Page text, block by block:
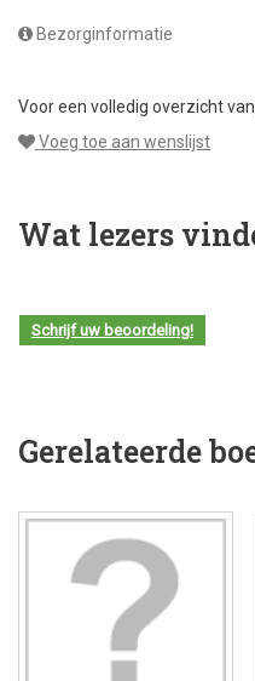
Bezorginformatie
Voor een volledig overzicht
Voeg toe aan wenslijst
Wat lezers
Schrijf uw beoordeling!
Gerelateerde